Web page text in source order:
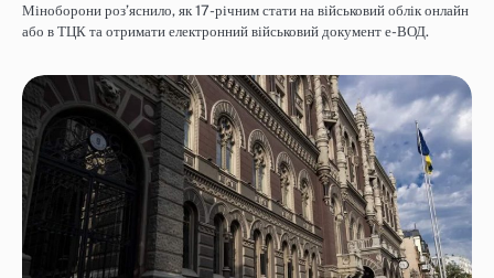
Міноборони роз’яснило, як 17-річним стати на військовий облік онлайн
або в ТЦК та отримати електронний військовий документ е-ВОД.